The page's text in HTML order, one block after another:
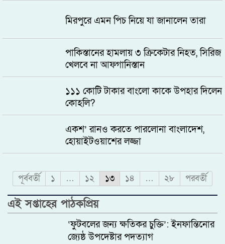
মিরপুরে এমন পিচ নিয়ে যা জানালেন তারা
পাকিস্তানের হামলায় ৩ ক্রিকেটার নিহত, সিরিজ
খেলবে না আফগানিস্তান
১১১ কোটি টাকার বাংলো কাকে উপহার দিলেন
কোহলি?
একশ’ রানও করতে পারলোনা বাংলাদেশ,
হোয়াইটওয়াশের লজ্জা
Posts
pagination
পূর্ববর্তী ১ … ১২ ১৩ ১৪ … ২৮ পরবর্তী
এই সপ্তাহের পাঠকপ্রিয়
‘ফুটবলের জন্য ক্ষতিকর চুক্তি’: ইনফান্তিনোর
জ্যেষ্ঠ উপদেষ্টার পদত্যাগ